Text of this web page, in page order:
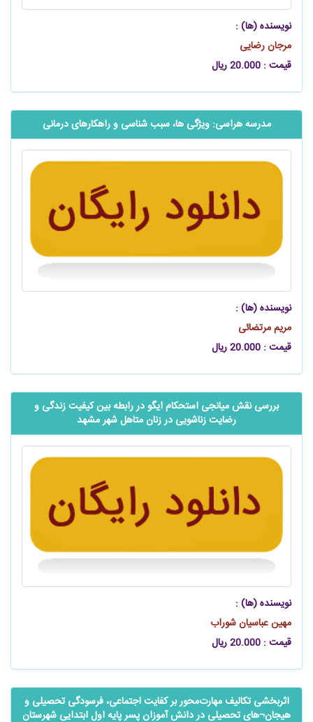
نویسنده (ها) :
مرجان رضایی
قیمت : 20.000 ریال
‌مدرسه‌ هراسی: ویژگی ‌ها، سبب ‌شناسی و راهکارهای درمانی
نویسنده (ها) :
مریم مرتضائی
قیمت : 20.000 ریال
بررسی نقش میانجی استحکام ایگو در رابطه بین کیفیت زندگی و
رضایت زناشویی در زنان متاهل شهر مشهد
نویسنده (ها) :
مهین عباسیان شوراب
قیمت : 20.000 ریال
اثربخشی تکالیف ‌‌‌‌‌مهارت‌محور بر کفایت اجتماعی، فرسودگی تحصیلی و
هیجان¬های تحصیلی در دانش آموزان پسر پایه اول ابتدایی شهرستان